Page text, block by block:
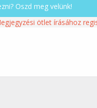
Oszd meg velünk!
ötlet írásához